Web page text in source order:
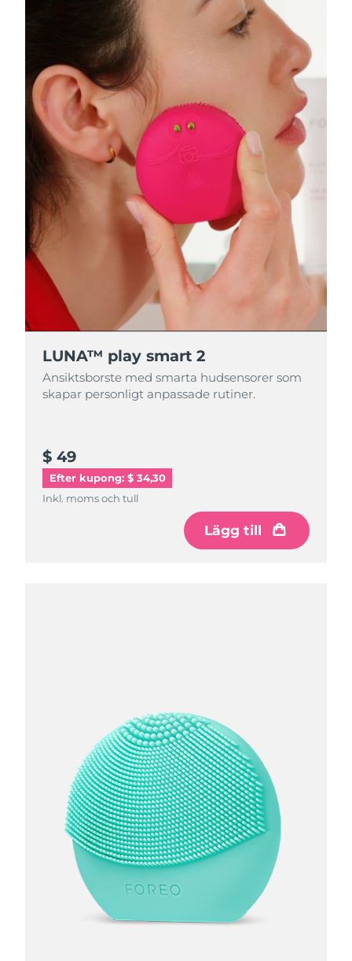
LUNA™ play smart 2
Ansiktsborste med smarta hudsensorer som
skapar personligt anpassade rutiner.
$ 49
Efter kupong: $ 34,30
Inkl. moms och tull
Lägg till